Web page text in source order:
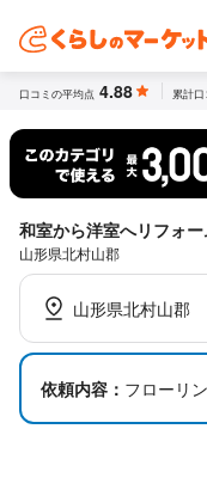
口コミの平均点 4.88 累計
和室から洋室へリフォ
山形県北村山郡
山形県北村山郡
依頼内容： フローリ